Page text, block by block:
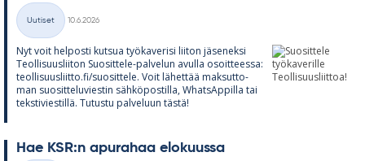
Kategoriat
Uutiset
10.6.2026
Nyt voit hel­posti kut­sua työ­ka­ve­risi lii­ton jä­se­neksi
Teol­li­suus­lii­ton Suo­sit­tele-pal­ve­lun avulla osoit­teessa:
teol­li­suus­liitto.fi/suo­sit­tele. Voit lä­het­tää mak­sut­to­
man suo­sit­te­lu­vies­tin säh­kö­pos­tilla, What­sAp­pilla tai
teks­ti­vies­tillä. Tu­tustu pal­ve­luun tästä!
Hae KSR:n apu­ra­haa elo­kuussa